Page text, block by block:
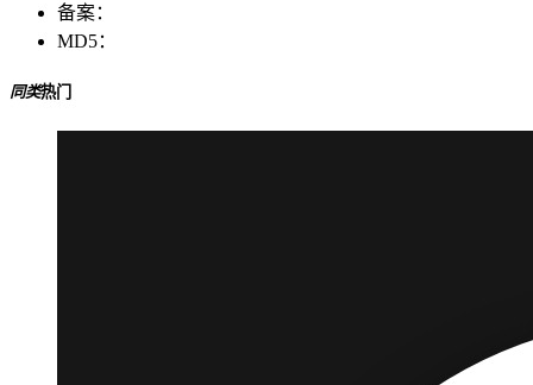
备案：
MD5：
同类热门